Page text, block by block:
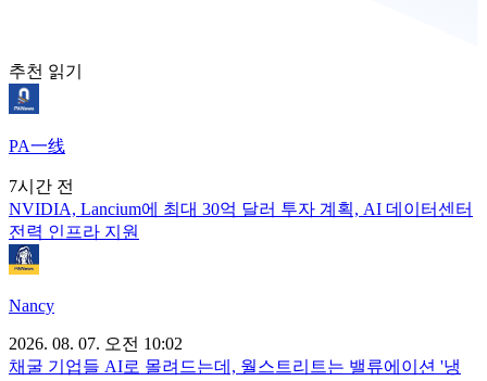
추천 읽기
PA一线
7시간 전
NVIDIA, Lancium에 최대 30억 달러 투자 계획, AI 데이터센터
전력 인프라 지원
Nancy
2026. 08. 07. 오전 10:02
채굴 기업들 AI로 몰려드는데, 월스트리트는 밸류에이션 '냉